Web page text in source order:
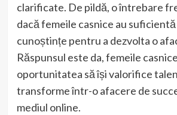
clarificate. De pildă, o întrebare
dacă femeile casnice au
cunoștințe pentru a dezvolta o
Răspunsul este da, femeile
oportunitatea să își valorifice
transforme într-o afacere de
mediul online.